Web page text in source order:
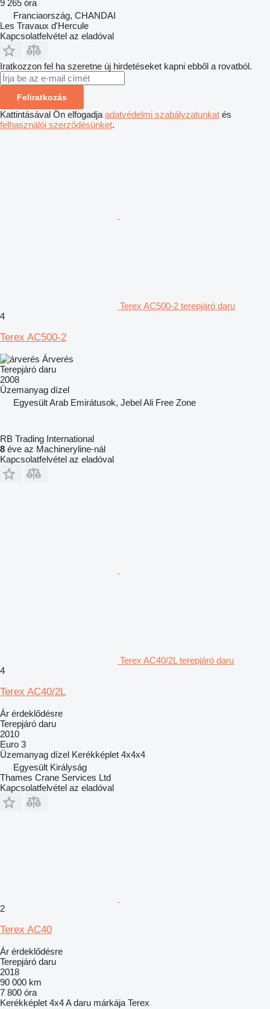
9 265 óra
Franciaország, CHANDAI
Les Travaux d'Hercule
Kapcsolatfelvétel az eladóval
Iratkozzon fel ha szeretne új hirdetéseket kapni ebből a rovatból.
Feliratkozás
Kattintásával Ön elfogadja adatvédelmi szabályzatunkat és
felhasználói szerződésünket.
Terex AC500-2 terepjáró daru
4
Terex AC500-2
Árverés
Terepjáró daru
2008
Üzemanyag dízel
Egyesült Arab Emirátusok, Jebel Ali Free Zone
RB Trading International
8 éve az Machineryline-nál
Kapcsolatfelvétel az eladóval
Terex AC40/2L terepjáró daru
4
Terex AC40/2L
Ár érdeklődésre
Terepjáró daru
2010
Euro 3
Üzemanyag dízel Kerékképlet 4x4x4
Egyesült Királyság
Thames Crane Services Ltd
Kapcsolatfelvétel az eladóval
2
Terex AC40
Ár érdeklődésre
Terepjáró daru
2018
90 000 km
7 800 óra
Kerékképlet 4x4A daru márkája Terex